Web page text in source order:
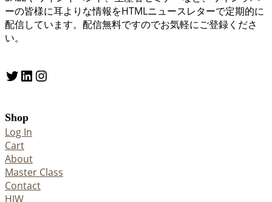
ーの皆様に耳よりな情報をHTMLニュースレターで定期的に
配信しています。配信無料ですのでお気軽にご登録くださ
い。
Twitter LinkedIn Instagram
Shop
Log In
Cart
About
Master Class
Contact
HJW